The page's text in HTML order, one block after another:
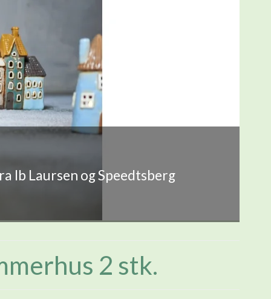
Ib Laursen og Speedtsberg
2 stk.